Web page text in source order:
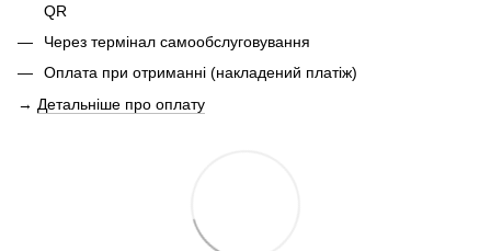
QR
Через термінал самообслуговування
Оплата при отриманні (накладений платіж)
→ Детальніше про оплату